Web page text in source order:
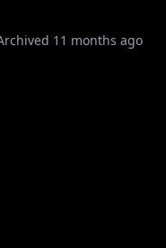
11 months ago